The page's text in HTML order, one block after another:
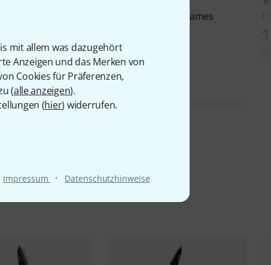
mit allem was dazugehört
Anzeigen und das Merken von
Cookies für Präferenzen,
(alle anzeigen).
(hier) widerrufen.
Impressum · Datenschutzhinweise
€
Snakebyte SW James
5.999 €
UVP: 7.025 €
-15%